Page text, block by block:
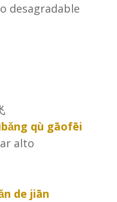
desagradable
qù gāofēi
alto
de jiān